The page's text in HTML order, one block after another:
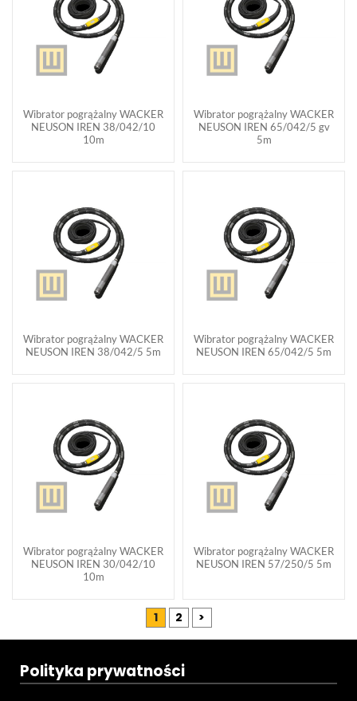
Wibrator pogrążalny WACKER
NEUSON IREN 38/042/10
10m
Wibrator pogrążalny WACKER
NEUSON IREN 65/042/5 gv
5m
Wibrator pogrążalny WACKER
NEUSON IREN 38/042/5 5m
Wibrator pogrążalny WACKER
NEUSON IREN 65/042/5 5m
Wibrator pogrążalny WACKER
NEUSON IREN 30/042/10
10m
Wibrator pogrążalny WACKER
NEUSON IREN 57/250/5 5m
1 2 >
Polityka prywatności